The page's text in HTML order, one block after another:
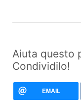
Aiuta questo
Condividilo!
EMAIL